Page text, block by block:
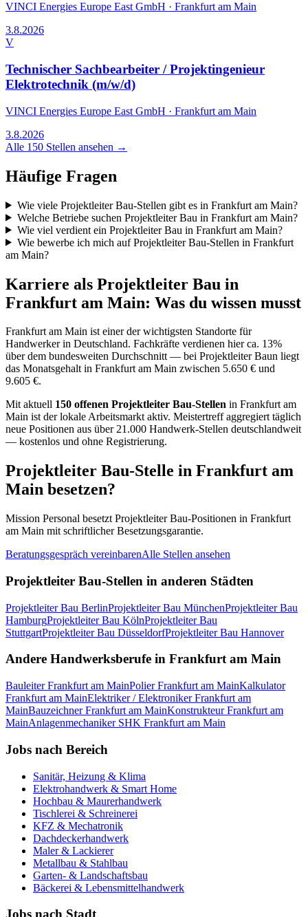
VINCI Energies Europe East GmbH · Frankfurt am Main
3.8.2026
V
Technischer Sachbearbeiter / Projektingenieur
Elektrotechnik (m/w/d)
VINCI Energies Europe East GmbH · Frankfurt am Main
3.8.2026
Alle 150 Stellen ansehen →
Häufige Fragen
Wie viele Projektleiter Bau-Stellen gibt es in Frankfurt am Main?
Welche Betriebe suchen Projektleiter Bau in Frankfurt am Main?
Wie viel verdient ein Projektleiter Bau in Frankfurt am Main?
Wie bewerbe ich mich auf Projektleiter Bau-Stellen in Frankfurt
am Main?
Karriere als Projektleiter Bau in
Frankfurt am Main: Was du wissen musst
Frankfurt am Main ist einer der wichtigsten Standorte für
Handwerker in Deutschland. Fachkräfte verdienen hier ca. 13%
über dem bundesweiten Durchschnitt — bei Projektleiter Baun liegt
das Monatsgehalt in Frankfurt am Main zwischen 5.650 € und
9.605 €.
Mit aktuell 150 offenen Projektleiter Bau-Stellen in Frankfurt am
Main ist der lokale Arbeitsmarkt aktiv. Meistertreff aggregiert täglich
neue Positionen aus über 21.000 Handwerk-Stellen deutschlandweit
— kostenlos und ohne Registrierung.
Projektleiter Bau-Stelle in Frankfurt am
Main besetzen?
Mission Personal besetzt Projektleiter Bau-Positionen in Frankfurt
am Main mit schriftlicher Besetzungsgarantie.
Beratungsgespräch vereinbarenAlle Stellen ansehen
Projektleiter Bau-Stellen in anderen Städten
Projektleiter Bau BerlinProjektleiter Bau MünchenProjektleiter Bau
HamburgProjektleiter Bau KölnProjektleiter Bau
StuttgartProjektleiter Bau DüsseldorfProjektleiter Bau Hannover
Andere Handwerksberufe in Frankfurt am Main
Bauleiter Frankfurt am MainPolier Frankfurt am MainKalkulator
Frankfurt am MainElektriker / Elektroniker Frankfurt am
MainBauzeichner Frankfurt am MainKonstrukteur Frankfurt am
MainAnlagenmechaniker SHK Frankfurt am Main
Jobs nach Bereich
Sanitär, Heizung & Klima
Elektrohandwerk & Smart Home
Hochbau & Maurerhandwerk
Tischlerei & Schreinerei
KFZ & Mechatronik
Dachdeckerhandwerk
Maler & Lackierer
Metallbau & Stahlbau
Garten- & Landschaftsbau
Bäckerei & Lebensmittelhandwerk
Jobs nach Stadt